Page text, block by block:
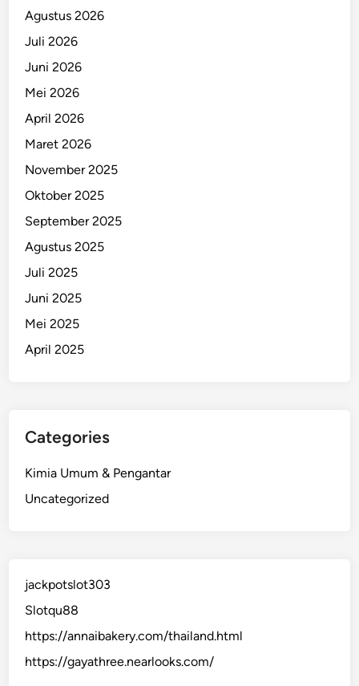
Agustus 2026
Juli 2026
Juni 2026
Mei 2026
April 2026
Maret 2026
November 2025
Oktober 2025
September 2025
Agustus 2025
Juli 2025
Juni 2025
Mei 2025
April 2025
Categories
Kimia Umum & Pengantar
Uncategorized
jackpotslot303
Slotqu88
https://annaibakery.com/thailand.html
https://gayathree.nearlooks.com/